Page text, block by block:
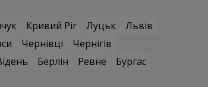
Кривий Ріг Луцьк
Львів
Чернівці
Чернігів
Берлін Ревне
Бургас